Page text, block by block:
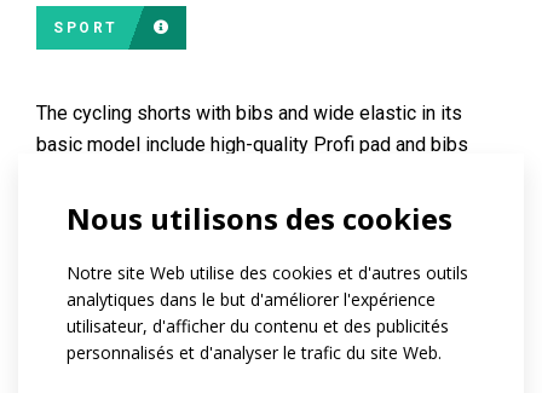
Nous utilisons des cookies
Notre site Web utilise des cookies et d'autres outils
analytiques dans le but d'améliorer l'expérience
utilisateur, d'afficher du contenu et des publicités
personnalisés et d'analyser le trafic du site Web.
SPORT
The cycling shorts with bibs and wide elastic in its
basic model include high-quality Profi pad and bibs
silicone gripper that can be printed. One-piece U-
details can be added or your own design printed on
grey areas as seen in the picture.